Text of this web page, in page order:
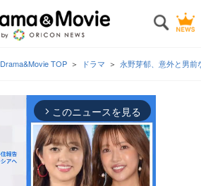
Drama&Movie TOP ドラマ 永野芽郁、意外と男
arrow_forward_ios このニュースを見る